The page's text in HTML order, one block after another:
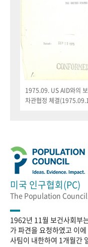
1975.09. US AID와의
차관협정 체결
미국 인구협회(PC)
The Population Council
1962년 11월 보건사회부
가 파견을 요청하였고 이
사팀이 내한하여 1개월간